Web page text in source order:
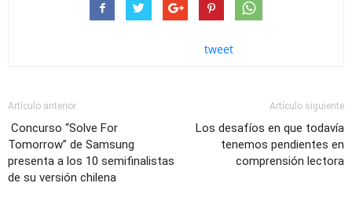
tweet
Artículo anterior
Concurso “Solve For
Tomorrow” de Samsung
presenta a los 10 semifinalistas
de su versión chilena
Artículo siguiente
Los desafíos en que todavía
tenemos pendientes en
comprensión lectora